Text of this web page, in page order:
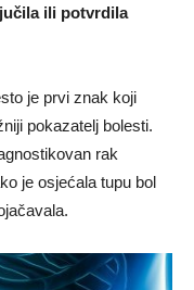
ili potvrdila
je prvi znak koji
pokazatelj bolesti.
rak
je osjećala tupu bol